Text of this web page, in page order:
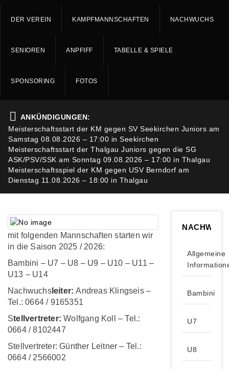
DER VEREIN KAMPFMANNSCHAFTEN NACHWUCHS
SENIOREN ANPFIFF TABELLE & SPIELE
SPONSORING FOTOS
ANKÜNDIGUNGEN:
Meisterschaftsstart der KM gegen SV Seekirchen Juniors am
Samstag 08.08.2026 – 17:00 in Seekirchen
Meisterschaftsstart der Thalgau Juniors gegen die SG
ASK/PSV/SSK am Sonntag 09.08.2026 – 17:00 in Thalgau
Meisterschaftsspiel der KM gegen USV Berndorf am
Dienstag 11.08.2026 – 18:00 in Thalgau
mit folgenden Mannschaften starten wir
in die Saison 2025 / 2026:
Bambini – U7 – U8 – U9 – U10 – U11 –
U13 – U14
Nachwuchsleiter:Andreas Klingseis –
Tel.: 0664 / 9165351
Stellvertreter:Wolfgang Koll – Tel.:
0664 / 8102447
Stellvertreter: Günther Leitner – Tel.:
0664 / 2566002
Allgemeine
Bambini
U7
U8